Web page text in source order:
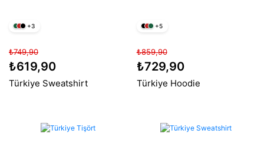
+3
₺749,90
₺619,90
Türkiye Sweatshirt
+5
₺859,90
₺729,90
Türkiye Hoodie